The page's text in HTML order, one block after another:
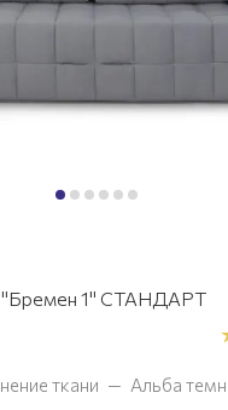
"Бремен 1" СТАНДАРТ
ткани — Альба